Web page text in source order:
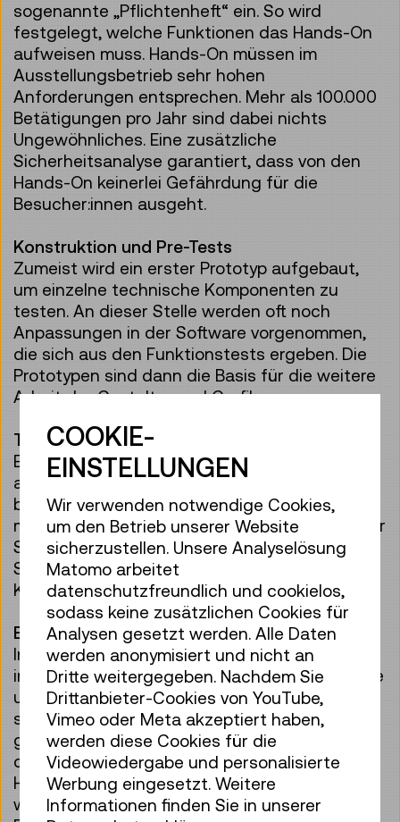
sogenannte „Pflichtenheft“ ein. So wird
festgelegt, welche Funktionen das Hands-On
aufweisen muss. Hands-On müssen im
Ausstellungsbetrieb sehr hohen
Anforderungen entsprechen. Mehr als 100.000
Betätigungen pro Jahr sind dabei nichts
Ungewöhnliches. Eine zusätzliche
Sicherheitsanalyse garantiert, dass von den
Hands-On keinerlei Gefährdung für die
Besucher:innen ausgeht.
Konstruktion und Pre-Tests
Zumeist wird ein erster Prototyp aufgebaut,
um einzelne technische Komponenten zu
testen. An dieser Stelle werden oft noch
Anpassungen in der Software vorgenommen,
die sich aus den Funktionstests ergeben. Die
Prototypen sind dann die Basis für die weitere
Arbeit der Gestalter und Grafiker.
Teamarbeit
Eine Vielzahl an Spezialist:innen ist mittlerweile
an der Entwicklung und am Bau von Hands-On
beteiligt. Die umfangreiche Zusammenarbeit
mit der Tischlerei, der Grafikproduktion und der
Schlosserei des Museums sowie mit externen
Spezialist:innen sei hier als eine von vielen
Komponenten erwähnt.
Evaluation
In der Mitmachausstellung „In Bewegung“ wird
in Kooperation mit Wissenschaftspartnern eine
umfangreiche Evaluation durchgeführt. Es wird
sowohl das Besucher:innenverhalten in der
gesamten Ausstellung als auch in Bezug auf
die Hands-On untersucht. Zusätzlich sind alle
Hands-On mit Zählwerken ausgestattet, die
weitere Rückschlüsse auf die Art der
COOKIE-
EINSTELLUNGEN
Wir verwenden notwendige Cookies,
um den Betrieb unserer Website
sicherzustellen. Unsere Analyselösung
Matomo arbeitet
datenschutzfreundlich und cookielos,
sodass keine zusätzlichen Cookies für
Analysen gesetzt werden. Alle Daten
werden anonymisiert und nicht an
Dritte weitergegeben. Nachdem Sie
Drittanbieter-Cookies von YouTube,
Vimeo oder Meta akzeptiert haben,
werden diese Cookies für die
Videowiedergabe und personalisierte
Werbung eingesetzt. Weitere
Informationen finden Sie in unserer